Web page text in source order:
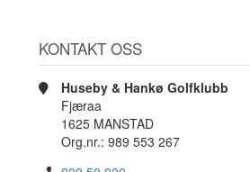
KONTAKT OSS
Huseby & Hankø Golfklubb
Fjæraa
1625 MANSTAD
Org.nr.: 989 553 267